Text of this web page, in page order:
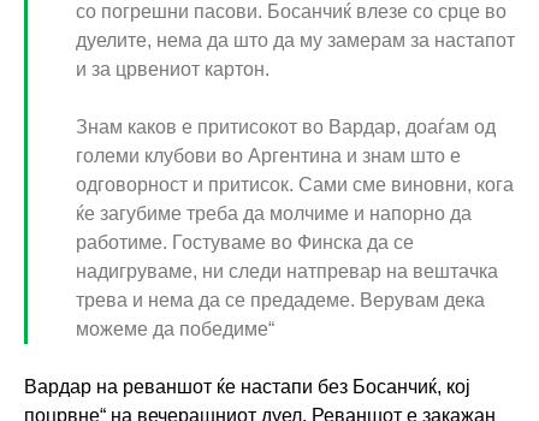
со погрешни пасови. Босанчиќ влезе со срце во
дуелите, нема да што да му замерам за настапот
и за црвениот картон.
Знам каков е притисокот во Вардар, доаѓам од
големи клубови во Аргентина и знам што е
одговорност и притисок. Сами сме виновни, кога
ќе загубиме треба да молчиме и напорно да
работиме. Гостуваме во Финска да се
надигруваме, ни следи натпревар на вештачка
трева и нема да се предадеме. Верувам дека
можеме да победиме“
Вардар на реваншот ќе настапи без Босанчиќ, кој
поцрвне“ на вечерашниот дуел. Реваншот е закажан